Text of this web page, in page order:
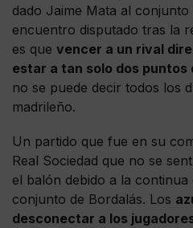
dado Jaime Mata al
encuentro disputado tras la
es que vencer a un rival
estar a tan solo dos puntos
no se puede decir todos los
madrileño.
Un partido que fue en su
Real Sociedad que no se
el balón debido a la continua
conjunto de Bordalás. Los
desconectar a los